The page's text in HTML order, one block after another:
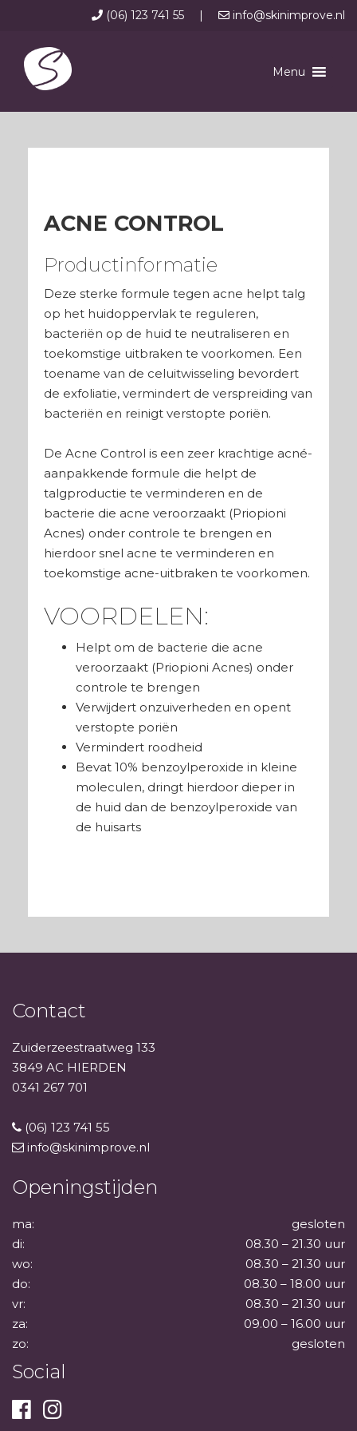
(06) 123 741 55 | info@skinimprove.nl
Menu
ACNE CONTROL
Productinformatie
Deze sterke formule tegen acne helpt talg
op het huidoppervlak te reguleren,
bacteriën op de huid te neutraliseren en
toekomstige uitbraken te voorkomen. Een
toename van de celuitwisseling bevordert
de exfoliatie, vermindert de verspreiding van
bacteriën en reinigt verstopte poriën.
De Acne Control is een zeer krachtige acné-
aanpakkende formule die helpt de
talgproductie te verminderen en de
bacterie die acne veroorzaakt (Priopioni
Acnes) onder controle te brengen en
hierdoor snel acne te verminderen en
toekomstige acne-uitbraken te voorkomen.
VOORDELEN:
Helpt om de bacterie die acne
veroorzaakt (Priopioni Acnes) onder
controle te brengen
Verwijdert onzuiverheden en opent
verstopte poriën
Vermindert roodheid
Bevat 10% benzoylperoxide in kleine
moleculen, dringt hierdoor dieper in
de huid dan de benzoylperoxide van
de huisarts
Contact
Zuiderzeestraatweg 133
3849 AC HIERDEN
0341 267 701
(06) 123 741 55
info@skinimprove.nl
Openingstijden
ma:
gesloten
di:
08.30 – 21.30 uur
wo:
08.30 – 21.30 uur
do:
08.30 – 18.00 uur
vr:
08.30 – 21.30 uur
za:
09.00 – 16.00 uur
zo:
gesloten
Social